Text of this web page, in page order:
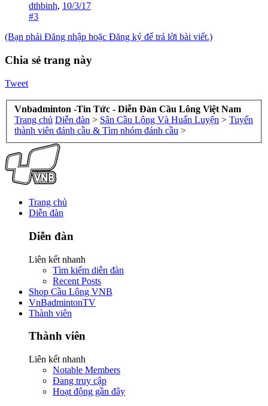
dthbinh, 10/3/17
#3
(Bạn phải Đăng nhập hoặc Đăng ký để trả lời bài viết.)
Chia sẻ trang này
Tweet
Vnbadminton -Tin Tức - Diễn Đàn Cầu Lông Việt Nam
Trang chủ Diễn đàn > Sân Cầu Lông Và Huấn Luyện > Tuyển
thành viên đánh cầu & Tìm nhóm đánh cầu >
Trang chủ
Diễn đàn
Diễn đàn
Liên kết nhanh
Tìm kiếm diễn đàn
Recent Posts
Shop Cầu Lông VNB
VnBadmintonTV
Thành viên
Thành viên
Liên kết nhanh
Notable Members
Đang truy cập
Hoạt động gần đây